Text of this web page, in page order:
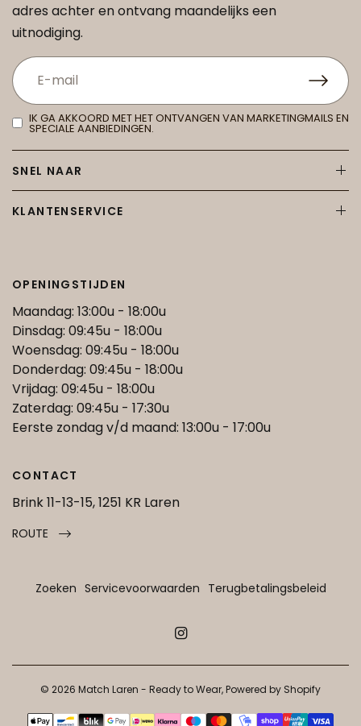
adres achter en ontvang maandelijks een
uitnodiging.
IK GA AKKOORD MET HET ONTVANGEN VAN MARKETINGMAILS EN
SPECIALE AANBIEDINGEN.
SNEL NAAR
KLANTENSERVICE
OPENINGSTIJDEN
Maandag: 13:00u - 18:00u
Dinsdag: 09:45u - 18:00u
Woensdag: 09:45u - 18:00u
Donderdag: 09:45u - 18:00u
Vrijdag: 09:45u - 18:00u
Zaterdag: 09:45u - 17:30u
Eerste zondag v/d maand: 13:00u - 17:00u
CONTACT
Brink 11-13-15, 1251 KR Laren
ROUTE
Zoeken Servicevoorwaarden Terugbetalingsbeleid
© 2026 Match Laren - Ready to Wear, Powered by Shopify